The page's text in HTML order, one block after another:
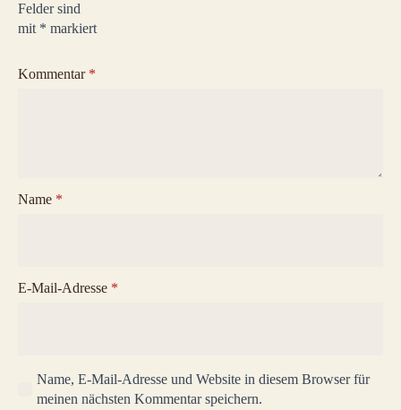
Felder sind
mit * markiert
Kommentar *
Name *
E-Mail-Adresse *
Name, E-Mail-Adresse und Website in diesem Browser für
meinen nächsten Kommentar speichern.